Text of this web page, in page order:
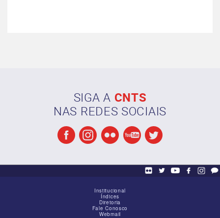
SIGA A CNTS
NAS REDES SOCIAIS
Institucional
Índices
Diretoria
Fale Conosco
Webmail